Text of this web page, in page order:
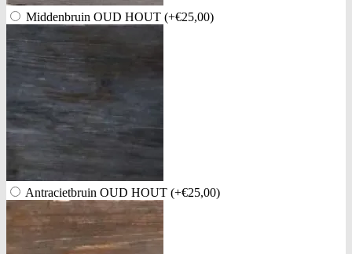
Middenbruin OUD HOUT (+€25,00)
Antracietbruin OUD HOUT (+€25,00)